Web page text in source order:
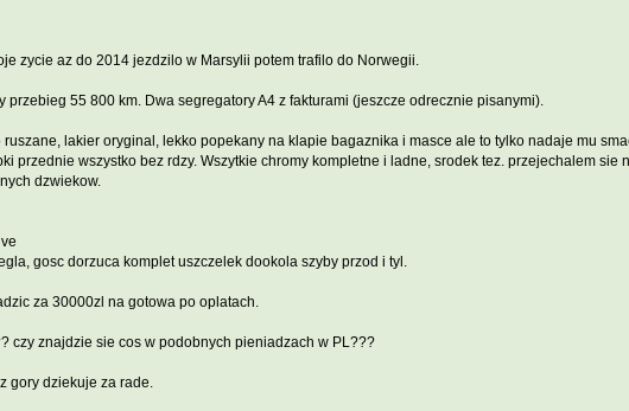
zycie az do 2014 jezdzilo w Marsylii potem trafilo do Norwegii.
przebieg 55 800 km. Dwa segregatory A4 z fakturami (jeszcze odrecznie pisanymi).
lakier oryginal, lekko popekany na klapie bagaznika i masce ale to tylko nadaje mu
przednie wszystko bez rdzy. Wszytkie chromy kompletne i ladne, srodek tez. przejechalem
dzwiekow.
gosc dorzuca komplet uszczelek dookola szyby przod i tyl.
za 30000zl na gotowa po oplatach.
czy znajdzie sie cos w podobnych pieniadzach w PL???
gory dziekuje za rade.